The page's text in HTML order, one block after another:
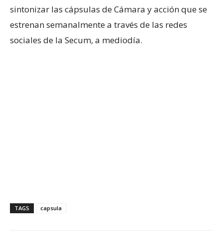
sintonizar las cápsulas de Cámara y acción que se
estrenan semanalmente a través de las redes
sociales de la Secum, a mediodía.
TAGS capsula